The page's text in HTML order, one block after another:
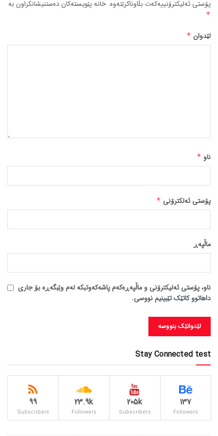
پۆستی ئەلیکترۆنییەکەت بڵاوناکرێتەوە. خانە پێویستەکان دەستنیشانکراون بە
*
لێدوان *
ناو *
پۆستی ئەلکترۆنی *
ماڵپه‌ڕ
ناو، پۆستی ئەلیکترۆنی و ماڵپەڕەکەم پاشەکەوتبکە لەم وێبگەڕە بۆ جاری
داهاتوو کاتێک تێبینیم نووسی.
Stay Connected test
137
Followers
205k
Subscribers
23.9k
Followers
99
Subscribers